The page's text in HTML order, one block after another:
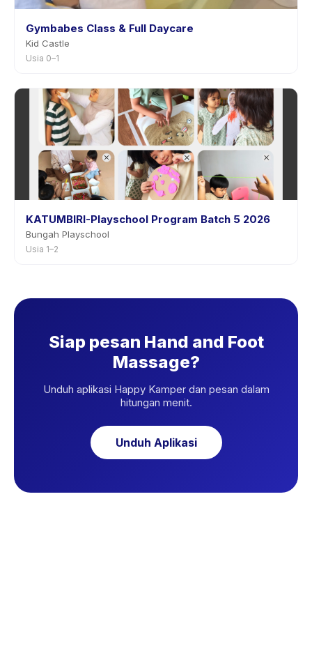
Gymbabes Class & Full Daycare
Kid Castle
Usia 0–1
KATUMBIRI-Playschool Program Batch 5 2026
Bungah Playschool
Usia 1–2
Siap pesan Hand and Foot
Massage?
Unduh aplikasi Happy Kamper dan pesan dalam
hitungan menit.
Unduh Aplikasi